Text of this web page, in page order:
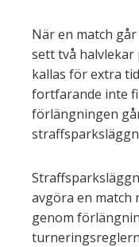
När en match
sett två halvlekar
kallas för extra
fortfarande inte
förlängningen
avgöra en match
genom